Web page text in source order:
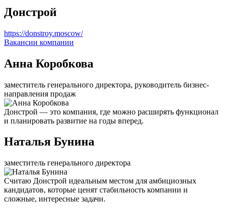
Донстрой
https://donstroy.moscow/
Вакансии компании
Анна Коробкова
заместитель генерального директора, руководитель бизнес-
направления продаж
Донстрой — это компания, где можно расширять функционал
и планировать развитие на годы вперед.
Наталья Бунина
заместитель генерального директора
Считаю Донстрой идеальным местом для амбициозных
кандидатов, которые ценят стабильность компании и
сложные, интересные задачи.